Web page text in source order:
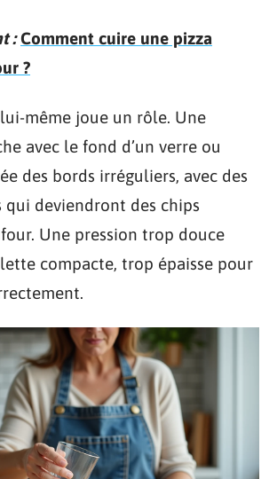
: Comment cuire une pizza
?
lui-même joue un rôle. Une
avec le fond d’un verre ou
des bords irréguliers, avec des
qui deviendront des chips
Une pression trop douce
compacte, trop épaisse pour